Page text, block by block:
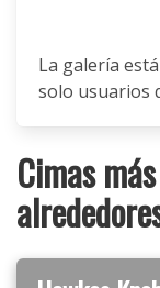
La galería
solo usuarios
Cimas